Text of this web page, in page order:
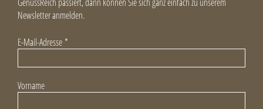
Newsletter anmelden.
E-Mail-Adresse *
Vorname